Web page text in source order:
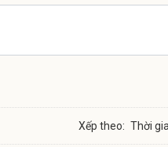
Xếp theo: Thời